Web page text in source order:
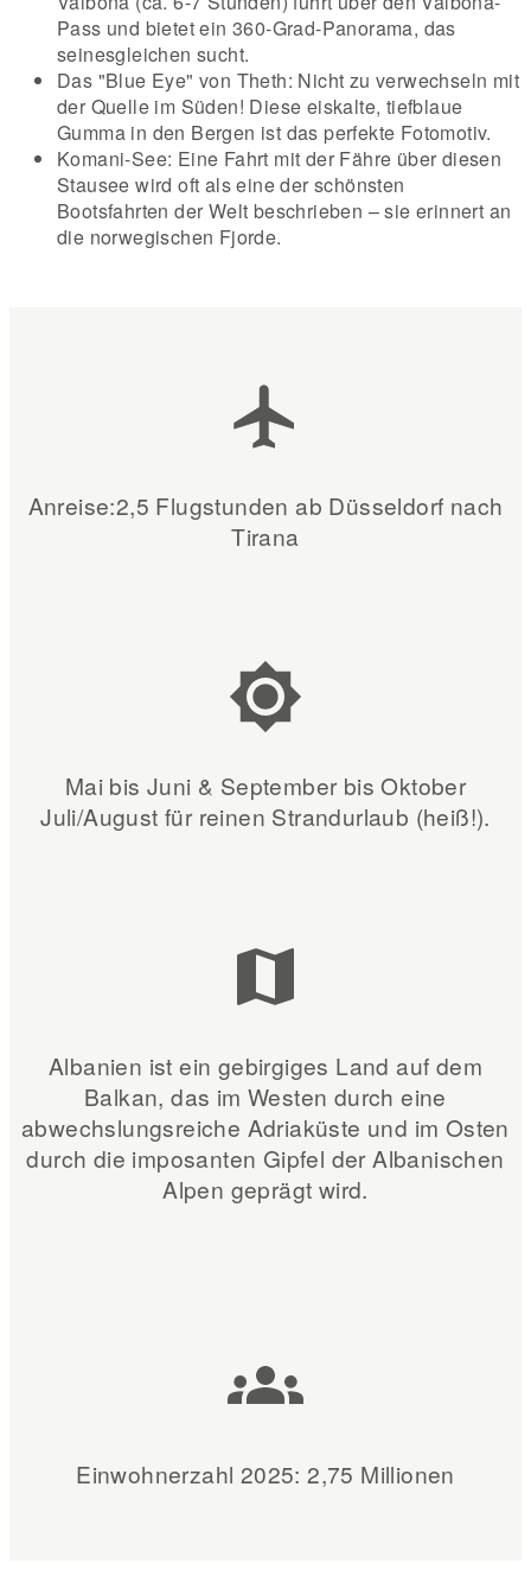
Pass und bietet ein 360-Grad-Panorama, das
seinesgleichen sucht.
Das "Blue Eye" von Theth: Nicht zu verwechseln mit
der Quelle im Süden! Diese eiskalte, tiefblaue
Gumma in den Bergen ist das perfekte Fotomotiv.
Komani-See: Eine Fahrt mit der Fähre über diesen
Stausee wird oft als eine der schönsten
Bootsfahrten der Welt beschrieben – sie erinnert an
die norwegischen Fjorde.
Anreise:2,5 Flugstunden ab Düsseldorf nach
Tirana
Mai bis Juni & September bis Oktober
Juli/August für reinen Strandurlaub (heiß!).
Albanien ist ein gebirgiges Land auf dem
Balkan, das im Westen durch eine
abwechslungsreiche Adriaküste und im Osten
durch die imposanten Gipfel der Albanischen
Alpen geprägt wird.
Einwohnerzahl 2025: 2,75 Millionen